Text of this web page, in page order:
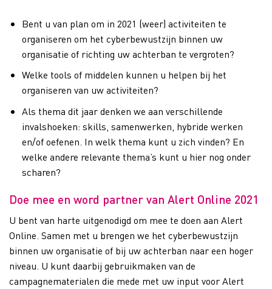
Bent u van plan om in 2021 (weer) activiteiten te
organiseren om het cyberbewustzijn binnen uw
organisatie of richting uw achterban te vergroten?
Welke tools of middelen kunnen u helpen bij het
organiseren van uw activiteiten?
Als thema dit jaar denken we aan verschillende
invalshoeken: skills, samenwerken, hybride werken
en/of oefenen. In welk thema kunt u zich vinden? En
welke andere relevante thema’s kunt u hier nog onder
scharen?
Doe mee en word partner van Alert Online 2021
U bent van harte uitgenodigd om mee te doen aan Alert
Online. Samen met u brengen we het cyberbewustzijn
binnen uw organisatie of bij uw achterban naar een hoger
niveau. U kunt daarbij gebruikmaken van de
campagnematerialen die mede met uw input voor Alert